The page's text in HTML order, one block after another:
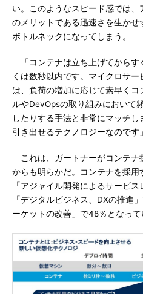
い。このようなスピード感では
のメリットである迅速さを生か
ボトルネックになってしまう。
「コンテナは立ち上げてからす
くは数秒以内です。マイクロサ
は、負荷の増加に応じて素早く
ルやDevOpsの取り組みにおいて
したりする手法と非常にマッチ
引き出せるテクノロジーなのです
これは、ガートナーがコンテナ
からも明らかだ。コンテナを採
「アジャイル開発によるサービ
「デジタルビジネス、DXの推進
ーケットの改善」で48％となって